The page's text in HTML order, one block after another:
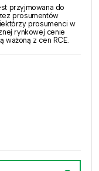
przyjmowana do
prosumentów
prosumenci w
rynkowej cenie
ważoną z cen RCE.